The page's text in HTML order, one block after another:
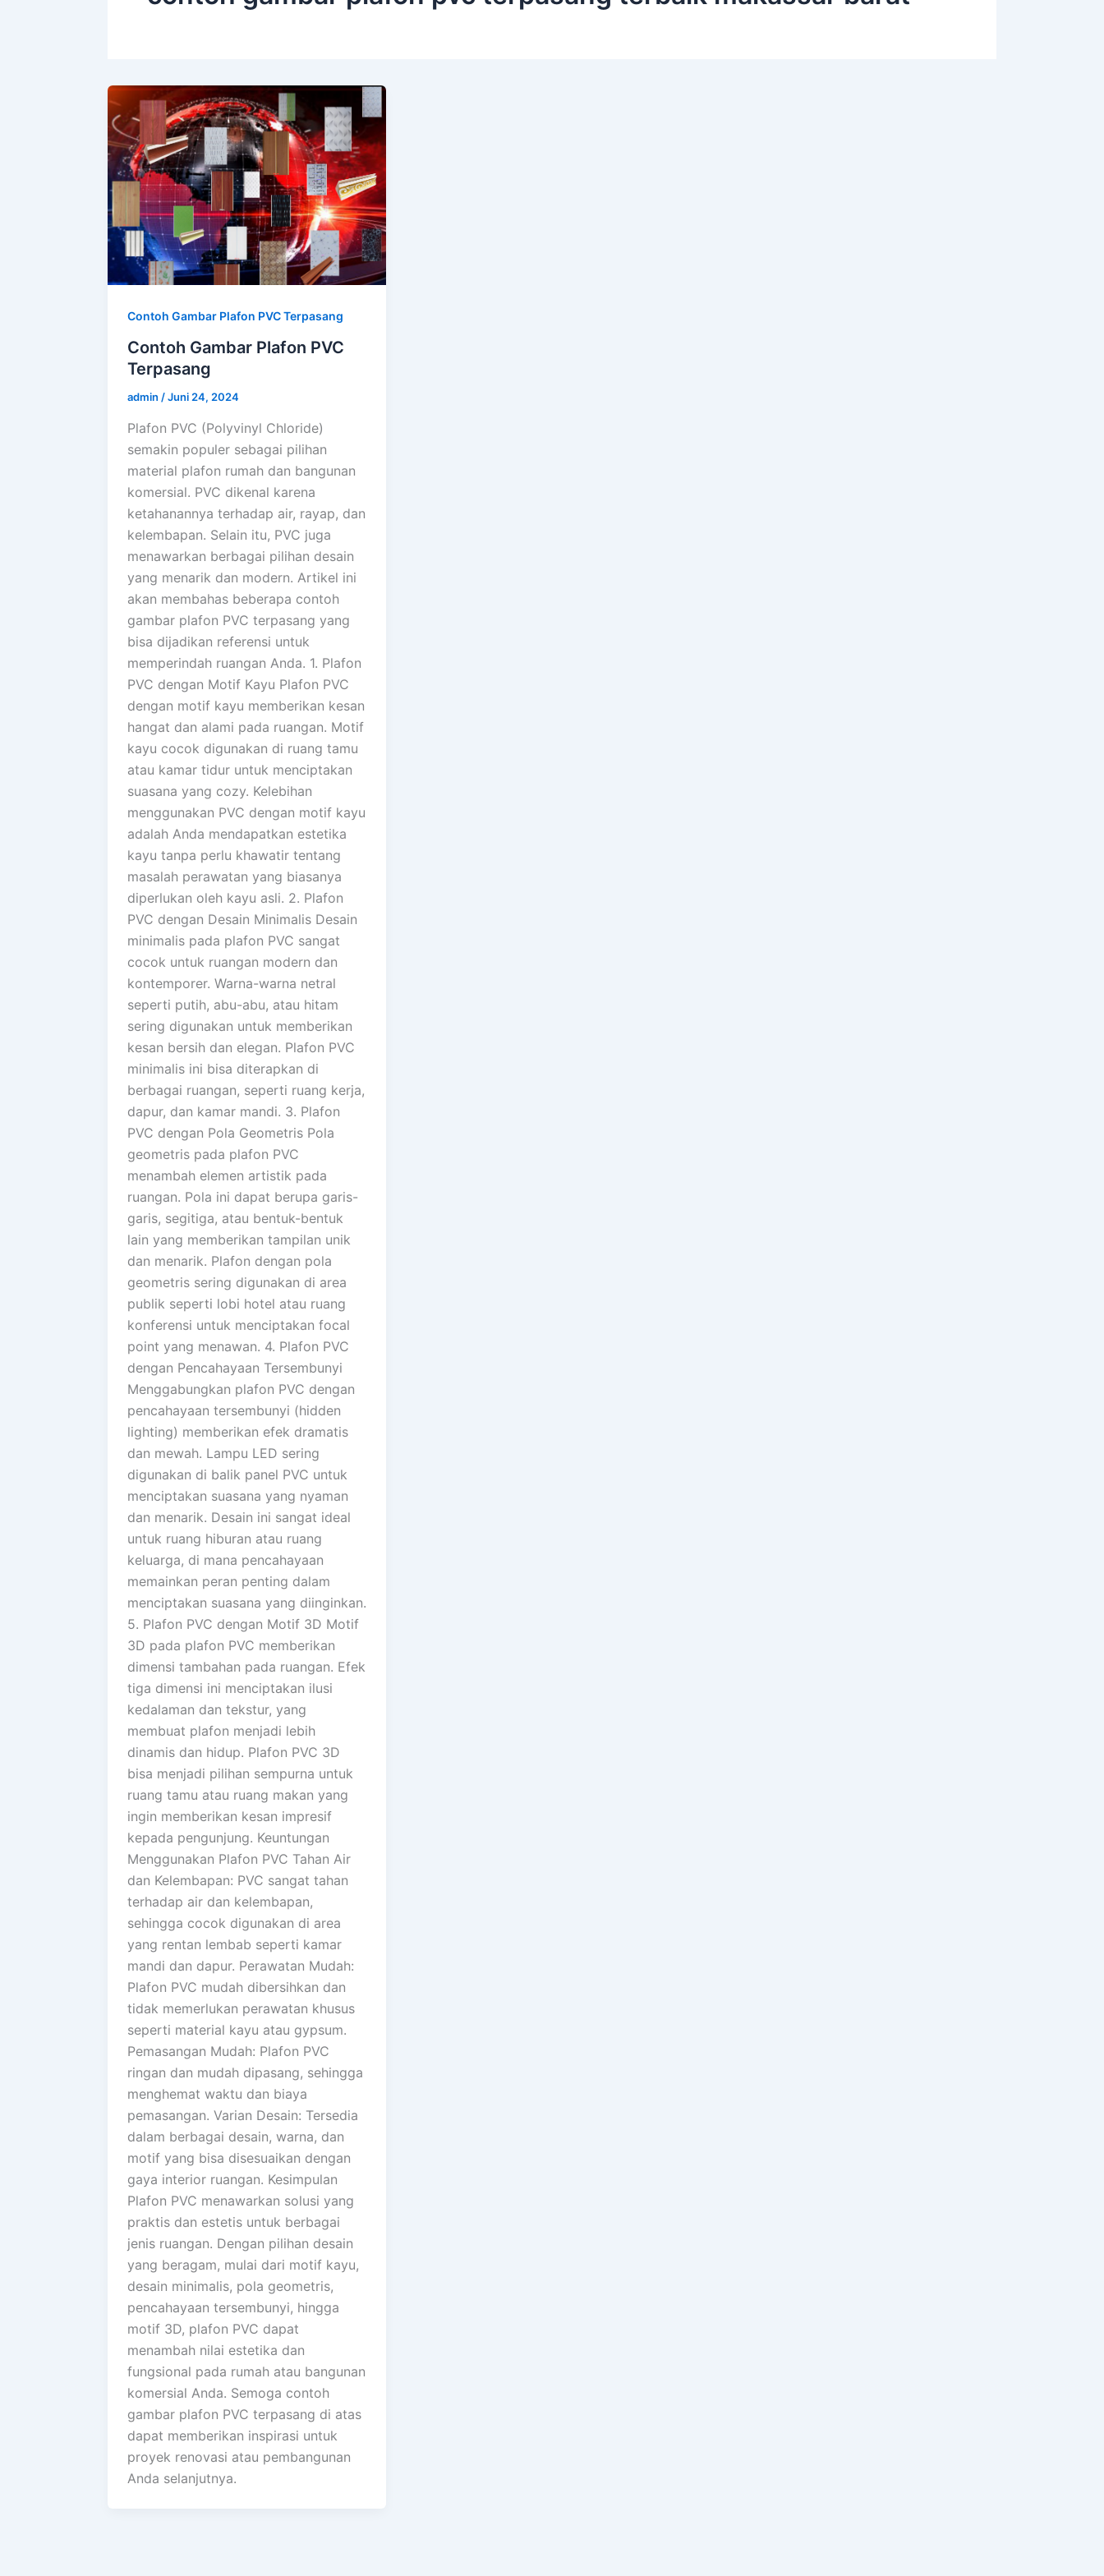
Contoh Gambar Plafon PVC Terpasang
Contoh Gambar Plafon PVC
Terpasang
admin /Juni 24, 2024
Plafon PVC (Polyvinyl Chloride)
semakin populer sebagai pilihan
material plafon rumah dan bangunan
komersial. PVC dikenal karena
ketahanannya terhadap air, rayap, dan
kelembapan. Selain itu, PVC juga
menawarkan berbagai pilihan desain
yang menarik dan modern. Artikel ini
akan membahas beberapa contoh
gambar plafon PVC terpasang yang
bisa dijadikan referensi untuk
memperindah ruangan Anda. 1. Plafon
PVC dengan Motif Kayu Plafon PVC
dengan motif kayu memberikan kesan
hangat dan alami pada ruangan. Motif
kayu cocok digunakan di ruang tamu
atau kamar tidur untuk menciptakan
suasana yang cozy. Kelebihan
menggunakan PVC dengan motif kayu
adalah Anda mendapatkan estetika
kayu tanpa perlu khawatir tentang
masalah perawatan yang biasanya
diperlukan oleh kayu asli. 2. Plafon
PVC dengan Desain Minimalis Desain
minimalis pada plafon PVC sangat
cocok untuk ruangan modern dan
kontemporer. Warna-warna netral
seperti putih, abu-abu, atau hitam
sering digunakan untuk memberikan
kesan bersih dan elegan. Plafon PVC
minimalis ini bisa diterapkan di
berbagai ruangan, seperti ruang kerja,
dapur, dan kamar mandi. 3. Plafon
PVC dengan Pola Geometris Pola
geometris pada plafon PVC
menambah elemen artistik pada
ruangan. Pola ini dapat berupa garis-
garis, segitiga, atau bentuk-bentuk
lain yang memberikan tampilan unik
dan menarik. Plafon dengan pola
geometris sering digunakan di area
publik seperti lobi hotel atau ruang
konferensi untuk menciptakan focal
point yang menawan. 4. Plafon PVC
dengan Pencahayaan Tersembunyi
Menggabungkan plafon PVC dengan
pencahayaan tersembunyi (hidden
lighting) memberikan efek dramatis
dan mewah. Lampu LED sering
digunakan di balik panel PVC untuk
menciptakan suasana yang nyaman
dan menarik. Desain ini sangat ideal
untuk ruang hiburan atau ruang
keluarga, di mana pencahayaan
memainkan peran penting dalam
menciptakan suasana yang diinginkan.
5. Plafon PVC dengan Motif 3D Motif
3D pada plafon PVC memberikan
dimensi tambahan pada ruangan. Efek
tiga dimensi ini menciptakan ilusi
kedalaman dan tekstur, yang
membuat plafon menjadi lebih
dinamis dan hidup. Plafon PVC 3D
bisa menjadi pilihan sempurna untuk
ruang tamu atau ruang makan yang
ingin memberikan kesan impresif
kepada pengunjung. Keuntungan
Menggunakan Plafon PVC Tahan Air
dan Kelembapan: PVC sangat tahan
terhadap air dan kelembapan,
sehingga cocok digunakan di area
yang rentan lembab seperti kamar
mandi dan dapur. Perawatan Mudah:
Plafon PVC mudah dibersihkan dan
tidak memerlukan perawatan khusus
seperti material kayu atau gypsum.
Pemasangan Mudah: Plafon PVC
ringan dan mudah dipasang, sehingga
menghemat waktu dan biaya
pemasangan. Varian Desain: Tersedia
dalam berbagai desain, warna, dan
motif yang bisa disesuaikan dengan
gaya interior ruangan. Kesimpulan
Plafon PVC menawarkan solusi yang
praktis dan estetis untuk berbagai
jenis ruangan. Dengan pilihan desain
yang beragam, mulai dari motif kayu,
desain minimalis, pola geometris,
pencahayaan tersembunyi, hingga
motif 3D, plafon PVC dapat
menambah nilai estetika dan
fungsional pada rumah atau bangunan
komersial Anda. Semoga contoh
gambar plafon PVC terpasang di atas
dapat memberikan inspirasi untuk
proyek renovasi atau pembangunan
Anda selanjutnya.